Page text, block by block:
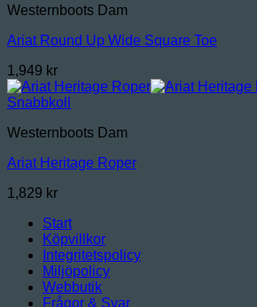
Westernboots Dam
Ariat Round Up Wide Square Toe
1,949 kr
Snabbkoll
Westernboots Dam
Ariat Heritage Roper
1,829 kr
Start
Köpvillkor
Integritetspolicy
Miljöpolicy
Webbutik
Frågor & Svar